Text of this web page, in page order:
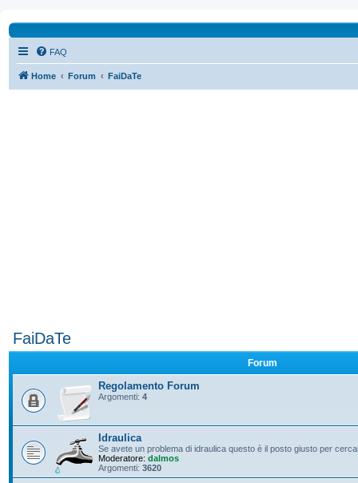
FAQ
Home Forum FaiDaTe
FaiDaTe
Forum
Regolamento Forum
Argomenti: 4
Idraulica
Se avete un problema di idraulica questo è il posto giusto per
Moderatore: dalmos
Argomenti: 3620